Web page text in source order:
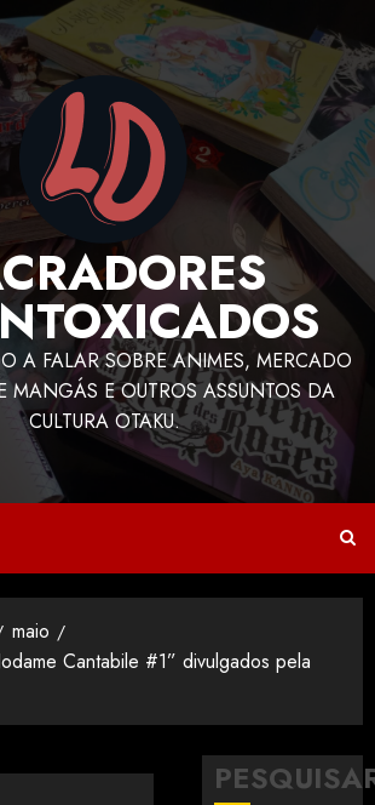
A FALAR SOBRE ANIMES, MERCADO
MANGÁS E OUTROS ASSUNTOS DA
CULTURA OTAKU.
maio
Cantabile #1” divulgados pela